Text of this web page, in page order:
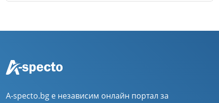
A-specto.bg е независим онлайн портал за